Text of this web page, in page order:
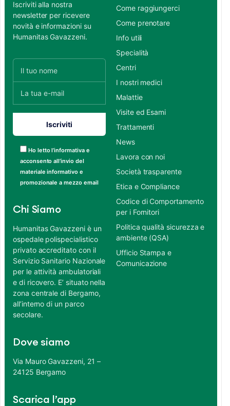
Iscriviti alla nostra
newsletter per ricevere
novità e informazioni su
Humanitas Gavazzeni.
Ho letto l’informativa e
acconsento all’invio del
materiale informativo e
promozionale a mezzo email
Chi Siamo
Humanitas Gavazzeni è un
ospedale polispecialistico
privato accreditato con il
Servizio Sanitario Nazionale
per le attività ambulatoriali
e di ricovero. E’ situato nella
zona centrale di Bergamo,
all’interno di un parco
secolare.
Dove siamo
Via Mauro Gavazzeni, 21 –
24125 Bergamo
Scarica l’app
Come raggiungerci
Come prenotare
Info utili
Specialità
Centri
I nostri medici
Malattie
Visite ed Esami
Trattamenti
News
Lavora con noi
Società trasparente
Etica e Compliance
Codice di Comportamento
per i Fornitori
Politica qualità sicurezza e
ambiente (QSA)
Ufficio Stampa e
Comunicazione